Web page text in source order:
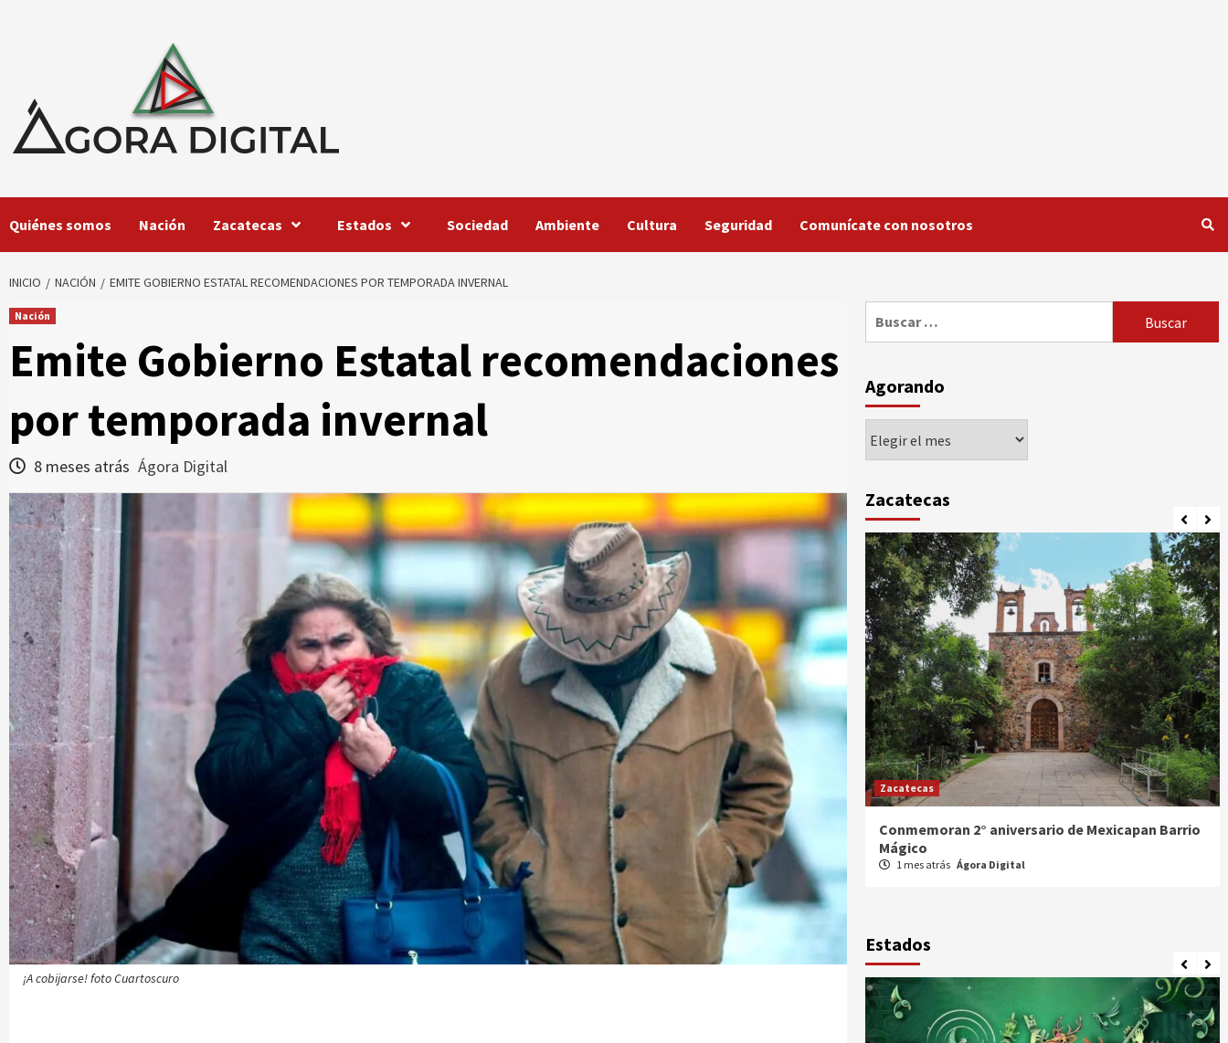
Quiénes somos Nación Zacatecas Estados Sociedad Ambiente Cultura Seguridad Comunícate con nosotros
INICIO NACIÓN EMITE GOBIERNO ESTATAL RECOMENDACIONES POR TEMPORADA INVERNAL
Nación
Emite Gobierno Estatal recomendaciones
por temporada invernal
8 meses atrás Ágora Digital
¡A cobijarse! foto Cuartoscuro
Agorando
Zacatecas
Cuna Plácido
Zacatecas
Mejora JIAPAZ medición de agua domiciliaria
3 semanas atrás Ágora Digital
Zacatecas
Conmemoran 2° aniversario de Mexicapan Barrio
1 mes atrás Ágora Digital
Zacatecas
Celebran XX Cabalgata Toma de Zacatecas
Estados